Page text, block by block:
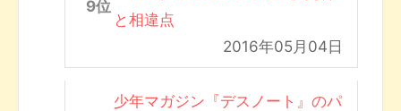
と相違点
2016年05月04日
少年マガジン『デスノート』のパ